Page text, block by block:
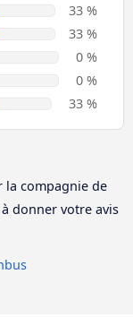
33 %
33 %
0 %
0 %
33 %
la compagnie de
donner votre avis